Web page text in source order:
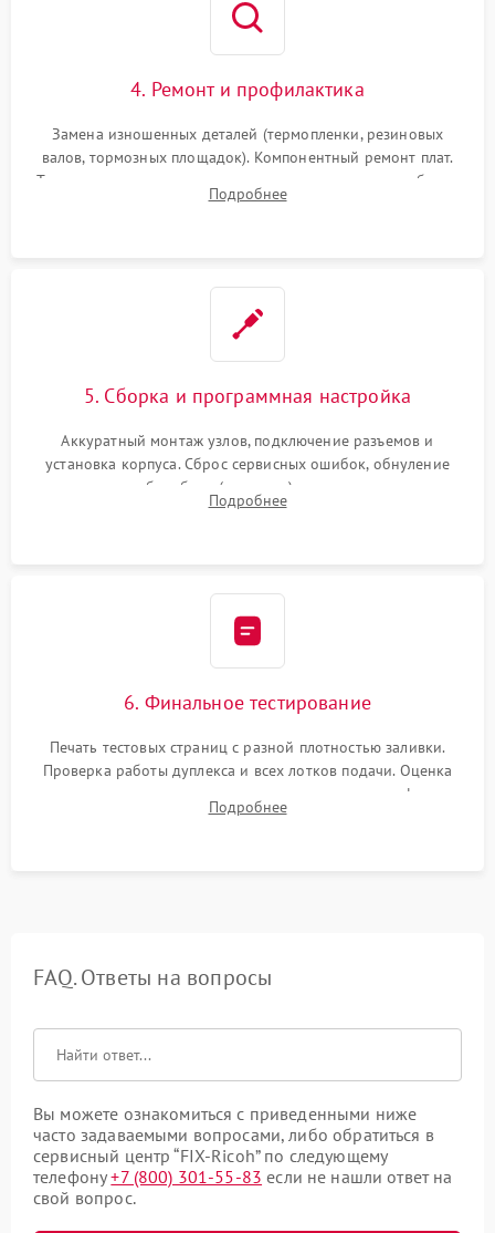
4. Ремонт и профилактика
Замена изношенных деталей (термопленки, резиновых
валов, тормозных площадок). Компонентный ремонт плат.
Тщательная очистка тракта печати, контактов и линз блока
лазера (LSU) от просыпанного тонера и пыли.
Подробнее
5. Сборка и программная настройка
Аккуратный монтаж узлов, подключение разъемов и
установка корпуса. Сброс сервисных ошибок, обнуление
счетчиков абсорбера (памперса) или узла переноса,
обновление прошивки и программная калибровка аппарата.
Подробнее
6. Финальное тестирование
Печать тестовых страниц с разной плотностью заливки.
Проверка работы дуплекса и всех лотков подачи. Оценка
качества запекания тонера и полное отсутствие дефектов
изображения перед выдачей готового устройства.
Подробнее
FAQ. Ответы на вопросы
Вы можете ознакомиться с приведенными ниже
часто задаваемыми вопросами, либо обратиться в
сервисный центр “FIX-Ricoh” по следующему
телефону+7 (800) 301-55-83 если не нашли ответ на
свой вопрос.